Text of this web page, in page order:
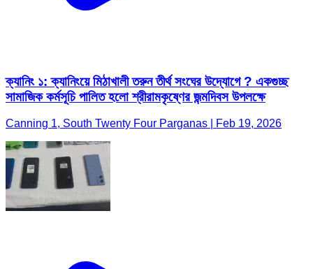
ক্যানিং ১: ক্যানিংয়ে মিঠাখালী তরুন তীর্থ সংঘের উদ্যোগে ? একগুচ্ছ
সামাজিক কর্মসূচি পালিত হলো শ্রীরামকৃষ্ণের জন্মদিবস উপলক্ষে
Canning 1, South Twenty Four Parganas | Feb 19, 2026